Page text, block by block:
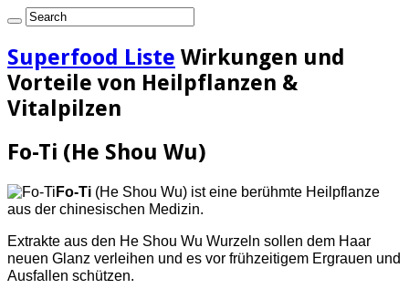
Superfood Liste Wirkungen und
Vorteile von Heilpflanzen &
Vitalpilzen
Fo-Ti (He Shou Wu)
Fo-Ti (He Shou Wu) ist eine berühmte Heilpflanze
aus der chinesischen Medizin.
Extrakte aus den He Shou Wu Wurzeln sollen dem Haar
neuen Glanz verleihen und es vor frühzeitigem Ergrauen und
Ausfallen schützen.